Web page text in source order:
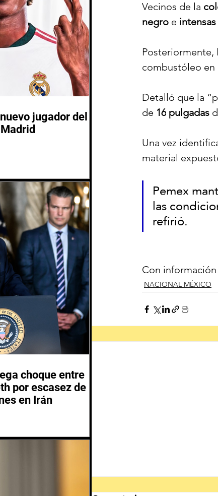
Vecinos de la
negro e
Posteriormente,
combustóleo en
Detalló que la
de 16 pulgadas
Una vez
material
Pemex
las
refirió.
Con
NACIONAL MÉXICO
jugador del
choque entre
por escasez de
en Irán